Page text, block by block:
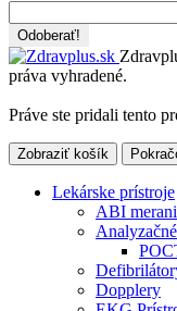
práva vyhradené.
Práve ste pridali tento
Zobraziť košík
Lekárske prístroje
ABI
Dopplery